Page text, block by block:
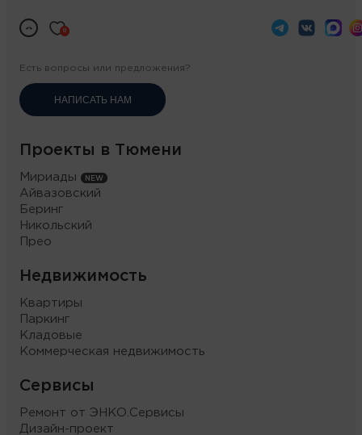
0
Есть вопросы или предложения?
НАПИСАТЬ НАМ
Проекты в Тюмени
Мириады
Айвазовский
Беринг
Никольский
Прео
Недвижимость
Квартиры
Паркинг
Кладовые
Коммерческая недвижимость
Сервисы
Ремонт от ЭНКО.Сервисы
Дизайн-проект